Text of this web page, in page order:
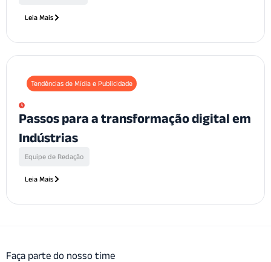
Leia Mais
Tendências de Mídia e Publicidade
Passos para a transformação digital em
Indústrias
Equipe de Redação
Leia Mais
Faça parte do nosso time